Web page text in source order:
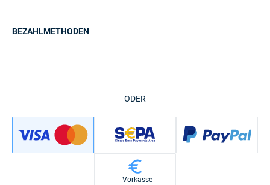
ODER
BEZAHLMETHODEN
Vorkasse